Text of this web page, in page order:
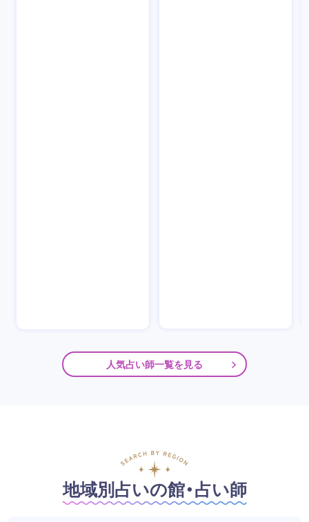
人気占い師一覧を見る
地域別占いの館・占い師